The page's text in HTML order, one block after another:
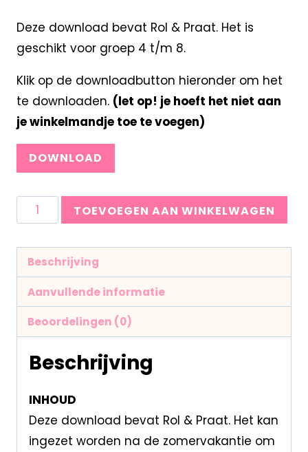
Deze download bevat Rol & Praat. Het is
geschikt voor groep 4 t/m 8.
Klik op de downloadbutton hieronder om het
te downloaden. (let op! je hoeft het niet aan
je winkelmandje toe te voegen)
DOWNLOAD
TOEVOEGEN AAN WINKELWAGEN
Beschrijving
Aanvullende informatie
Beoordelingen (0)
Beschrijving
INHOUD
Deze download bevat Rol & Praat. Het kan
ingezet worden na de zomervakantie om